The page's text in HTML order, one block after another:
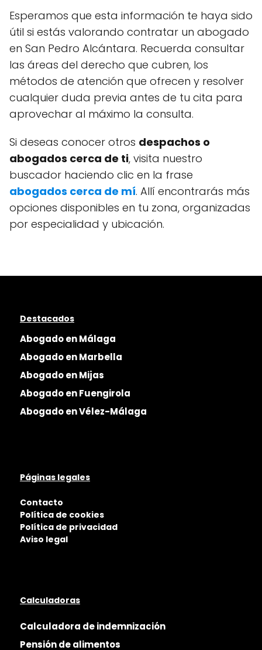
Esperamos que esta información te haya sido
útil si estás valorando contratar un abogado
en San Pedro Alcántara. Recuerda consultar
las áreas del derecho que cubren, los
métodos de atención que ofrecen y resolver
cualquier duda previa antes de tu cita para
aprovechar al máximo la consulta.
Si deseas conocer otros despachos o
abogados cerca de ti, visita nuestro
buscador haciendo clic en la frase
abogados cerca de mí. Allí encontrarás más
opciones disponibles en tu zona, organizadas
por especialidad y ubicación.
Destacados
Abogado en Málaga
Abogado en Marbella
Abogado en Mijas
Abogado en Fuengirola
Abogado en Vélez-Málaga
Páginas legales
Contacto
Política de cookies
Política de privacidad
Aviso legal
Calculadoras
Calculadora de indemnización
Pensión de alimentos